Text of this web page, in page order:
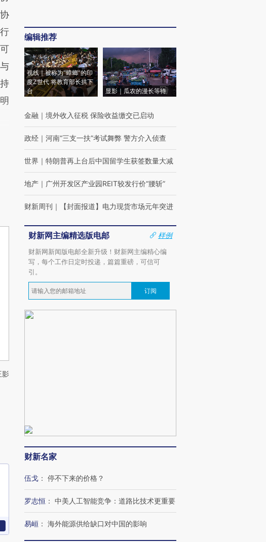
影
编辑推荐
视线｜被称为“蟑螂”的印
度Z世代 将教育部长拱下
台
显影｜瓜农的漫长等待
金融 ｜ 境外收入征税 保险收益缴交已启动
政经 ｜ 河南“三支一扶”考试舞弊 警方介入侦查
世界 ｜ 特朗普再上台后中国留学生获签数量大减
地产 ｜ 广州开发区产业园REIT较发行价“腰斩”
财新周刊 ｜ 【封面报道】电力现货市场元年突进
财新网主编精选版电邮
样例
财新网新闻版电邮全新升级！财新网主编精心编
写，每个工作日定时投递，篇篇重磅，可信可
引。
订阅
财新名家
伍戈 ： 停不下来的价格？
罗志恒 ： 中美人工智能竞争：道路比技术更重要
易峘 ： 海外能源供给缺口对中国的影响